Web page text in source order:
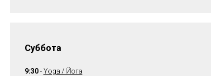
Суббота
9:30-Yoga / Йога